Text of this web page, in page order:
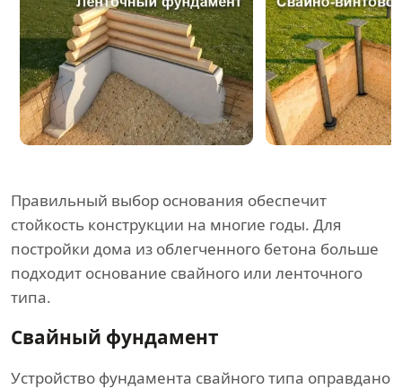
Правильный выбор основания обеспечит
стойкость конструкции на многие годы. Для
постройки дома из облегченного бетона больше
подходит основание свайного или ленточного
типа.
Свайный фундамент
Устройство фундамента свайного типа оправдано